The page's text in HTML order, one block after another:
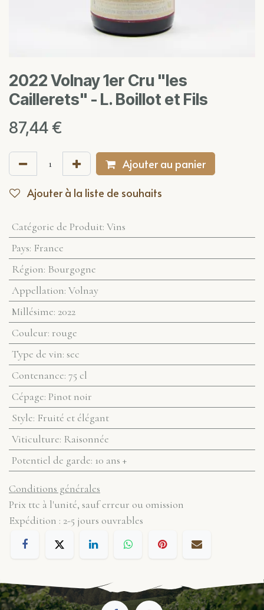
2022 Volnay 1er Cru "les
Caillerets" - L. Boillot et Fils
87,44€
Ajouter au panier
Ajouter à la liste de souhaits
Catégorie de Produit: Vins
Pays: France
Région: Bourgogne
Appellation: Volnay
Millésime: 2022
Couleur: rouge
Type de vin: sec
Contenance: 75 cl
Cépage: Pinot noir
Style: Fruité et élégant
Viticulture: Raisonnée
Potentiel de garde: 10 ans +
Conditions générales
Prix ttc à l'unité, sauf erreur ou omission
Expédition : 2-5 jours ouvrables